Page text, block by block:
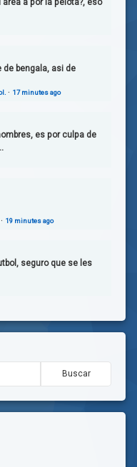
a por la pelota?, eso
bengala, asi de
· 17 minutes ago
es por culpa de
· 19 minutes ago
seguro que se les
Buscar